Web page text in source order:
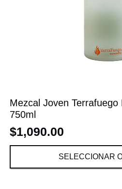
Mezcal Joven Terrafuego
750ml
$1,090.00
SELECCIONAR